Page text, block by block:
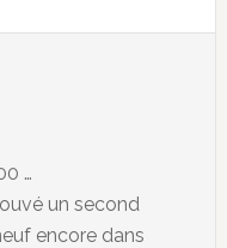
…
un second
encore dans